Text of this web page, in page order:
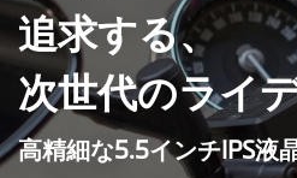
追求する、
次世代のライ
高精細な5.5インチIPS液